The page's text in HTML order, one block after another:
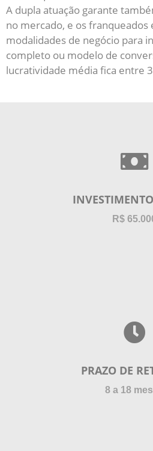
A dupla atuação garante
no mercado, e os franqueados
modalidades de negócio para
completo ou modelo de
lucratividade média fica entre
R$
PRAZO DE
8 a 18